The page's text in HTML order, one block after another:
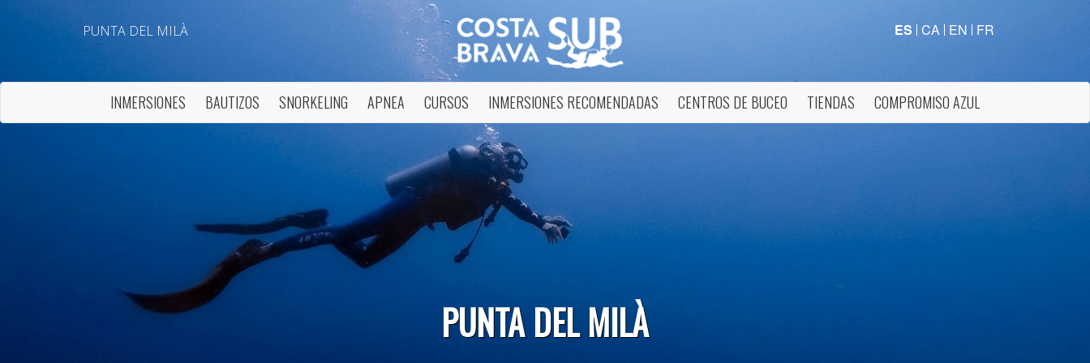
PUNTA DEL MILÀ ES CA EN FR
INMERSIONES BAUTIZOS SNORKELING APNEA CURSOS INMERSIONES RECOMENDADAS CENTROS DE BUCEO TIENDAS COMPROMISO AZUL
PUNTA DEL MILÀ
Modificar cookies
Este sitio web utiliza Cookies propias para recopilar información con la finalidad de
mejorar nuestros servicios. Si continua navegando, supone la aceptación de la
instalación de las mismas. El usuario tiene la posibilidad de configurar su navegador